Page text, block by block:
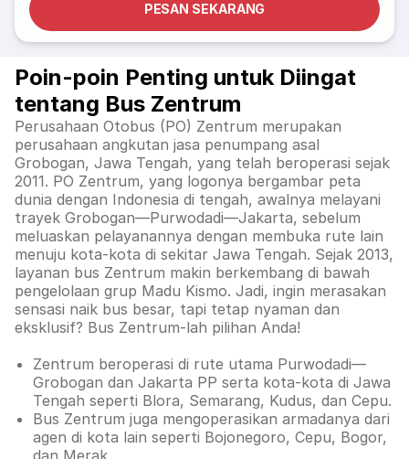
PESAN SEKARANG
Poin-poin Penting untuk Diingat
tentang Bus Zentrum
Perusahaan Otobus (PO) Zentrum merupakan
perusahaan angkutan jasa penumpang asal
Grobogan, Jawa Tengah, yang telah beroperasi sejak
2011. PO Zentrum, yang logonya bergambar peta
dunia dengan Indonesia di tengah, awalnya melayani
trayek Grobogan—Purwodadi—Jakarta, sebelum
meluaskan pelayanannya dengan membuka rute lain
menuju kota-kota di sekitar Jawa Tengah. Sejak 2013,
layanan bus Zentrum makin berkembang di bawah
pengelolaan grup Madu Kismo. Jadi, ingin merasakan
sensasi naik bus besar, tapi tetap nyaman dan
eksklusif? Bus Zentrum-lah pilihan Anda!
Zentrum beroperasi di rute utama Purwodadi—
Grobogan dan Jakarta PP serta kota-kota di Jawa
Tengah seperti Blora, Semarang, Kudus, dan Cepu.
Bus Zentrum juga mengoperasikan armadanya dari
agen di kota lain seperti Bojonegoro, Cepu, Bogor,
dan Merak.